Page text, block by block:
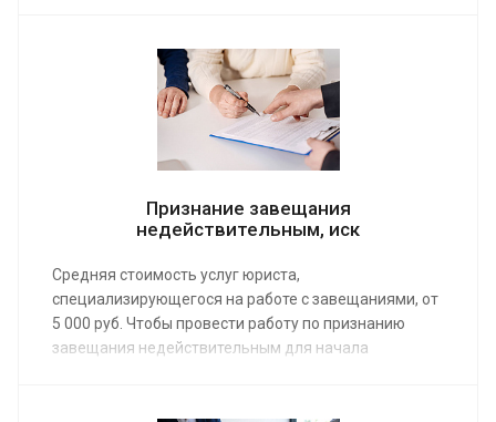
предоставляется наследникам любой очереди.
Средняя стоимость работы юриста по
наследственным делам от 4 000 руб.
Признание завещания
недействительным, иск
Средняя стоимость услуг юриста,
специализирующегося на работе с завещаниями, от
5 000 руб. Чтобы провести работу по признанию
завещания недействительным для начала